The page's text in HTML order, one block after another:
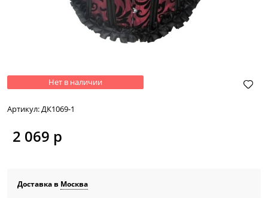
Нет в наличии
Артикул:ДК1069-1
2 069 р
Доставка в Москва